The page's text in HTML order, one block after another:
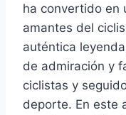
ha convertido en
amantes del
auténtica
de admiración y
ciclistas y
deporte. En este